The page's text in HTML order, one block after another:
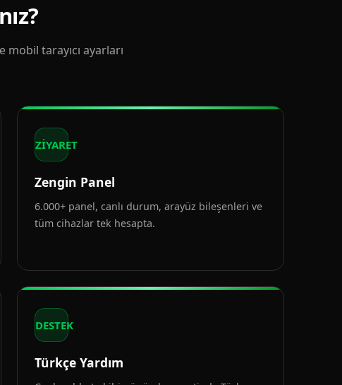
tarayıcı ayarları
ZİYARET
Zengin Panel
6.000+ panel, canlı durum, arayüz bileşenleri ve
tüm cihazlar tek hesapta.
DESTEK
Türkçe Yardım